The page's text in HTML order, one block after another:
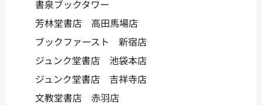
書泉ブックタワー
芳林堂書店 高田馬場店
ブックファースト 新宿店
ジュンク堂書店 池袋本店
ジュンク堂書店 吉祥寺店
文教堂書店 赤羽店